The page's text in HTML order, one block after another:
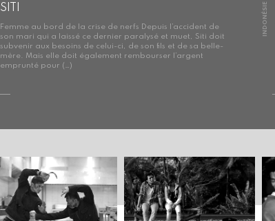
SITI
Femme au bord de la crise de nerfs Depuis l’accident de
son mari qui a laissé ce dernier paralysé et muet, Siti doit
subvenir aux besoins de celui-ci, de son fils et de sa belle-
mère. Mais elle doit également rembourser l’argent
emprunté pour (…)
INDONÉSIE